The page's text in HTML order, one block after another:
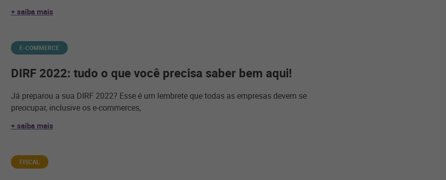
+ saiba mais
E-COMMERCE
DIRF 2022: tudo o que você precisa saber bem aqui!
Já preparou a sua DIRF 2022? Esse é um lembrete que todas as empresas devem se
preocupar, inclusive os e-commerces,
+ saiba mais
FISCAL